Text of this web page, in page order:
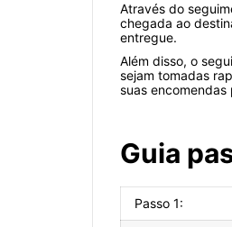
Através do
chegada ao
entregue.
Além disso, o
sejam tomadas
suas
Guia
Passo 1: